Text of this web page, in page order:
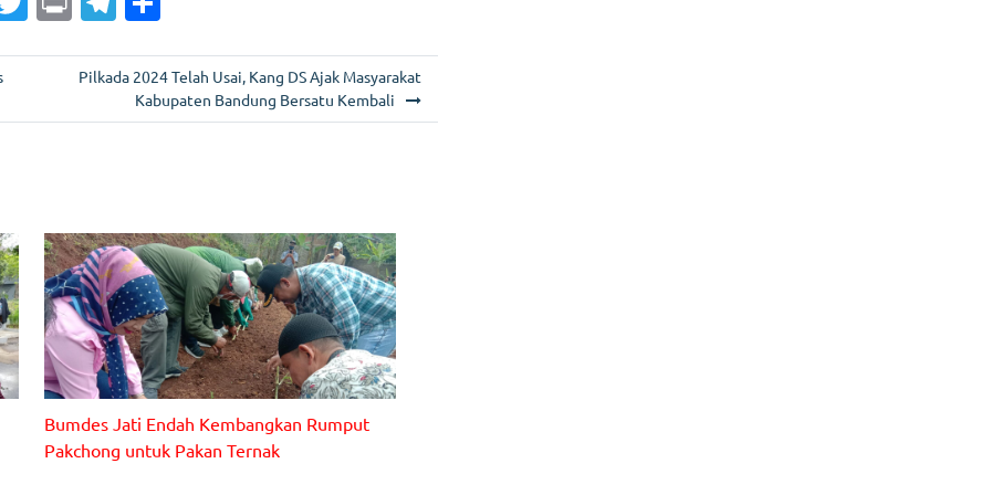
er
t e
gr
ar
e
Pilkada 2024 Telah Usai, Kang DS Ajak Masyarakat
Kabupaten Bandung Bersatu Kembali
Bumdes Jati Endah Kembangkan Rumput
Pakchong untuk Pakan Ternak